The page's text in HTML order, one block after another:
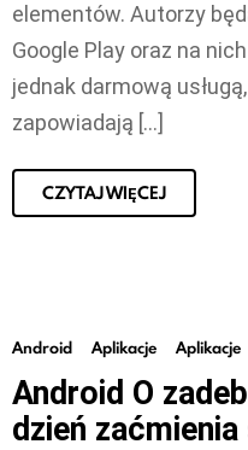
elementów. Autorzy
Google Play oraz na
jednak darmową
zapowiadają […]
CZYTAJ WIĘCEJ
Android Aplikacje Aplikacje
Android O
dzień zaćmienia